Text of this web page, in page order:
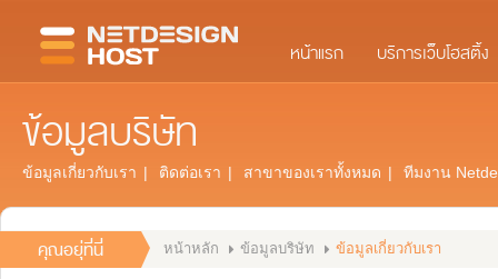
หน้าแรก บริการเว็บโฮสติ้ง
ข้อมูลบริษัท
ข้อมูลเกี่ยวกับเรา | ติดต่อเรา | สาขาของเราทั้งหมด | ทีมงาน
คุณอยุ่ที่นี่ หน้าหลัก ข้อมูลบริษัท ข้อมูลเกี่ยวกับเรา